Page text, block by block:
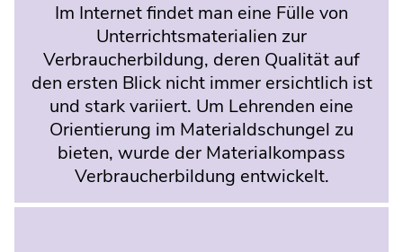
Im Internet findet man eine Fülle von
Unterrichtsmaterialien zur
Verbraucherbildung, deren Qualität auf
den ersten Blick nicht immer ersichtlich ist
und stark variiert. Um Lehrenden eine
Orientierung im Materialdschungel zu
bieten, wurde der Materialkompass
Verbraucherbildung entwickelt.